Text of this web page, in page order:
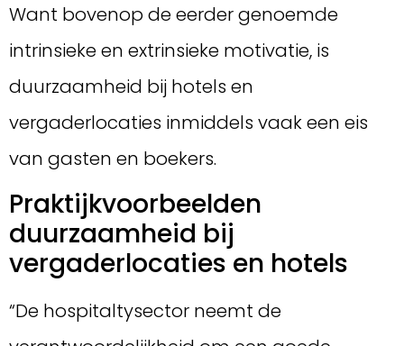
Want bovenop de eerder genoemde
intrinsieke en extrinsieke motivatie, is
duurzaamheid bij hotels en
vergaderlocaties inmiddels vaak een eis
van gasten en boekers.
Praktijkvoorbeelden
duurzaamheid bij
vergaderlocaties en hotels
“De hospitaltysector neemt de